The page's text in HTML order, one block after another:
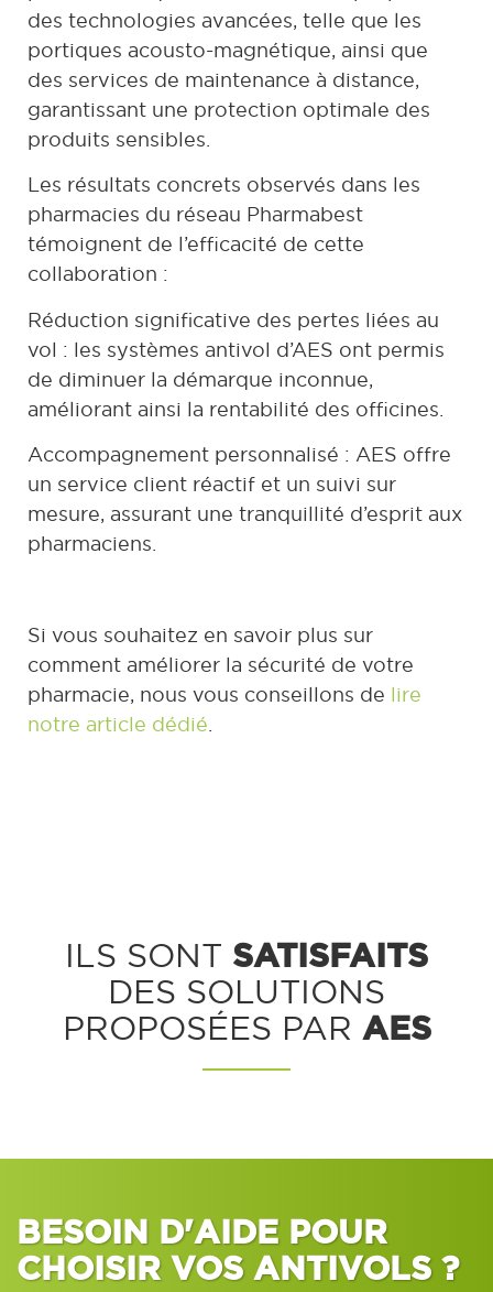
des technologies avancées, telle que les
portiques acousto-magnétique, ainsi que
des services de maintenance à distance,
garantissant une protection optimale des
produits sensibles.
Les résultats concrets observés dans les
pharmacies du réseau Pharmabest
témoignent de l’efficacité de cette
collaboration :
Réduction significative des pertes liées au
vol : les systèmes antivol d’AES ont permis
de diminuer la démarque inconnue,
améliorant ainsi la rentabilité des officines.
Accompagnement personnalisé : AES offre
un service client réactif et un suivi sur
mesure, assurant une tranquillité d’esprit aux
pharmaciens.
Si vous souhaitez en savoir plus sur
comment améliorer la sécurité de votre
pharmacie, nous vous conseillons de lire
notre article dédié.
ILS SONT SATISFAITS
DES SOLUTIONS
PROPOSÉES PAR AES
BESOIN D'AIDE POUR
CHOISIR VOS ANTIVOLS ?